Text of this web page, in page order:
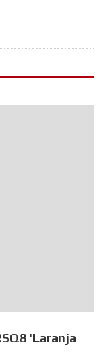
'Laranja